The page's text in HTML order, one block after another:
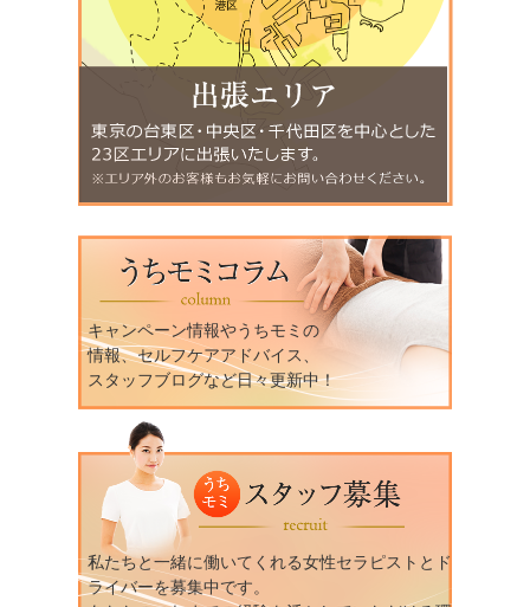
キャンペーン情報やうちモミの
情報、セルフケアアドバイス、
スタッフブログなど日々更新中！
私たちと一緒に働いてくれる女性セラピストとド
ライバーを募集中です。